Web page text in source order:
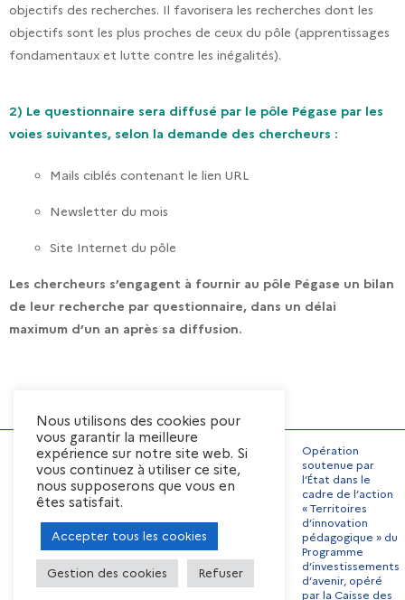
objectifs des recherches. Il favorisera les recherches dont les
objectifs sont les plus proches de ceux du pôle (apprentissages
fondamentaux et lutte contre les inégalités).
2) Le questionnaire sera diffusé par le pôle Pégase par les
voies suivantes, selon la demande des chercheurs :
Mails ciblés contenant le lien URL
Newsletter du mois
Site Internet du pôle
Les chercheurs s’engagent à fournir au pôle Pégase un bilan
de leur recherche par questionnaire, dans un délai
maximum d’un an après sa diffusion.
Mentions Légales
d’utilisation
Préférences de cookies
Contact
Offres d’emplois
Opération
soutenue par
l’État dans le
cadre de l’action
« Territoires
d’innovation
pédagogique » du
Programme
d’investissements
d’avenir, opéré
par la Caisse des
Nous utilisons des cookies pour
vous garantir la meilleure
expérience sur notre site web. Si
vous continuez à utiliser ce site,
nous supposerons que vous en
êtes satisfait.
Accepter tous les cookies
Gestion des cookies Refuser